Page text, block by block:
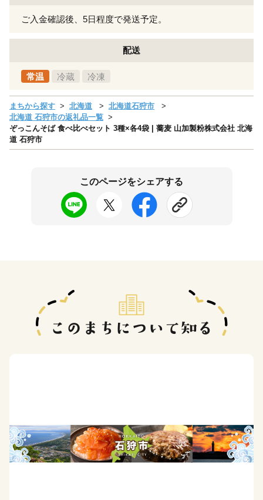
ご入金確認後、5日程度で発送予定。
配送
常温 冷蔵 冷凍
まちから探す 北海道
北海道石狩市
北海道 石狩市の返礼品一覧
ぞっこんそば 食べ比べセット 3種×各4袋 | 蕎麦 山加製粉株式会社 北海
道 石狩市
このページをシェアする